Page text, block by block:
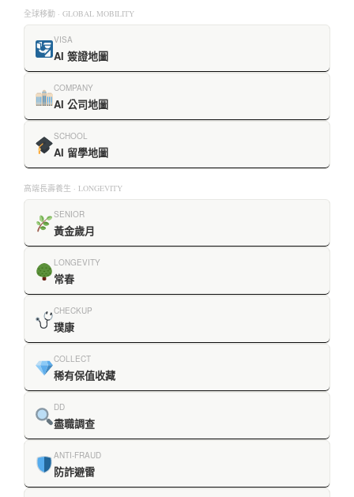
全球移動 · GLOBAL MOBILITY
VISA
AI 簽證地圖
COMPANY
AI 公司地圖
SCHOOL
AI 留學地圖
高端長壽養生 · LONGEVITY
SENIOR
黃金歲月
LONGEVITY
常春
CHECKUP
璞康
COLLECT
稀有保值收藏
DD
盡職調查
ANTI-FRAUD
防詐避雷